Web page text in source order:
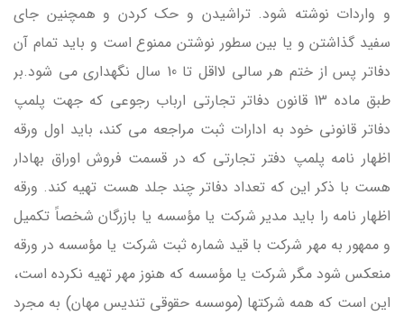
و واردات نوشته شود. تراشیدن و حك كردن و همچنین جای
سفید گذاشتن و یا بین سطور نوشتن ممنوع است و باید تمام آن
دفاتر پس از ختم هر سالی لااقل تا 10 سال نگهداری می شود.بر
طبق ماده 13 قانون دفاتر تجارتی ارباب رجوعی كه جهت پلمپ
دفاتر قانونی خود به ادارات ثبت مراجعه می كند، باید اول ورقه
اظهار نامه پلمپ دفتر تجارتی كه در قسمت فروش اوراق بهادار
هست با ذكر این كه تعداد دفاتر چند جلد هست تهیه كند. ورقه
اظهار نامه را باید مدیر شركت یا مؤسسه یا بازرگان شخصاً تكمیل
و ممهور به مهر شركت با قید شماره ثبت شرکت یا مؤسسه در ورقه
منعكس شود مگر شركت یا مؤسسه كه هنوز مهر تهیه نكرده است،
این است كه همه شركتها (موسسه حقوقی تندیس مهان) به مجرد